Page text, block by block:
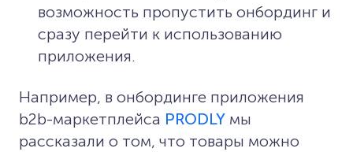
возможность пропустить онбординг и
сразу перейти к использованию
приложения.
Например, в онбординге приложения
b2b-маркетплейса PRODLY мы
рассказали о том, что товары можно